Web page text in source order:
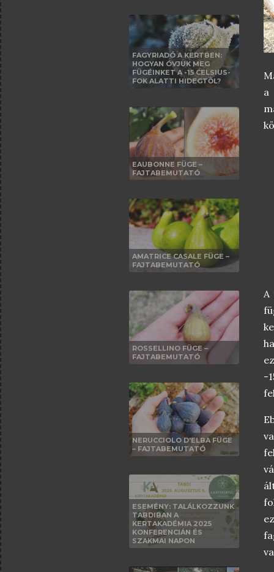
FAGYRIADÓ A KERTBEN:
HOGYAN ÓVJUK MEG
FÜGÉINKET A -15 CELSIUS-
FOK ALATTI HIDEGTŐL?
EAUBONNE FÜGE –
FAJTABEMUTATÓ
AMATRICE CASALE FÜGE –
FAJTABEMUTATÓ
ROSSELLINO FÜGE –
FAJTABEMUTATÓ
NERUCCIOLO D'ELBA FÜGE
– FAJTABEMUTATÓ
ESEMÉNY: TALÁLKOZZUNK
TABDIBAN A
KERTAKADÉMIA 2025
KONFERENCIÁN ÉS
SZAKMAI NAPON
a
A
-